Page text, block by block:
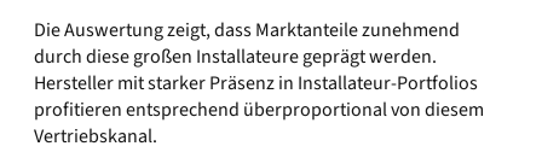
Die Auswertung zeigt, dass Marktanteile zunehmend
durch diese großen Installateure geprägt werden.
Hersteller mit starker Präsenz in Installateur-Portfolios
profitieren entsprechend überproportional von diesem
Vertriebskanal.